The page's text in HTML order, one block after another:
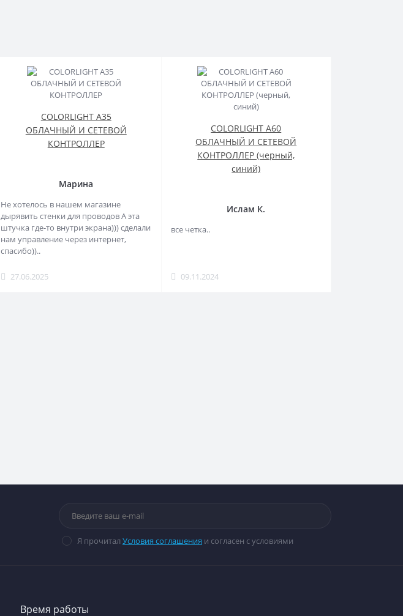
COLORLIGHT A35
ОБЛАЧНЫЙ И СЕТЕВОЙ
КОНТРОЛЛЕР
Марина
Не хотелось в нашем магазине
дырявить стенки для проводов А эта
штучка где-то внутри экрана))) сделали
нам управление через интернет,
спасибо))..
27.06.2025
COLORLIGHT A60
ОБЛАЧНЫЙ И СЕТЕВОЙ
КОНТРОЛЛЕР (черный,
синий)
Ислам К.
все четка..
09.11.2024
Я прочитал Условия соглашения и согласен с условиями
Время работы